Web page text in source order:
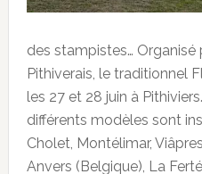
des stampistes… Organisé
Pithiverais, le traditionnel
les 27 et 28 juin à
différents modèles sont
Cholet, Montélimar,
Anvers (Belgique), La